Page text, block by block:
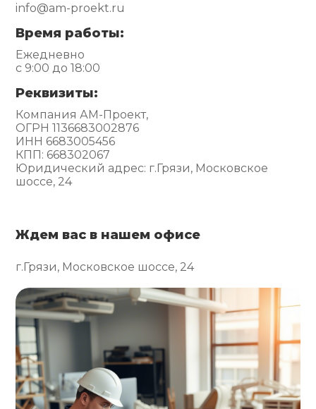
info@am-proekt.ru
Время работы:
Ежедневно
с 9:00 до 18:00
Реквизиты:
Компания АМ-Проект,
ОГРН 1136683002876
ИНН 6683005456
КПП: 668302067
Юридический адрес: г.Грязи, Московское
шоссе, 24
Ждем вас в нашем офисе
г.Грязи, Московское шоссе, 24